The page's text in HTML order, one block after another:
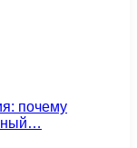
почему